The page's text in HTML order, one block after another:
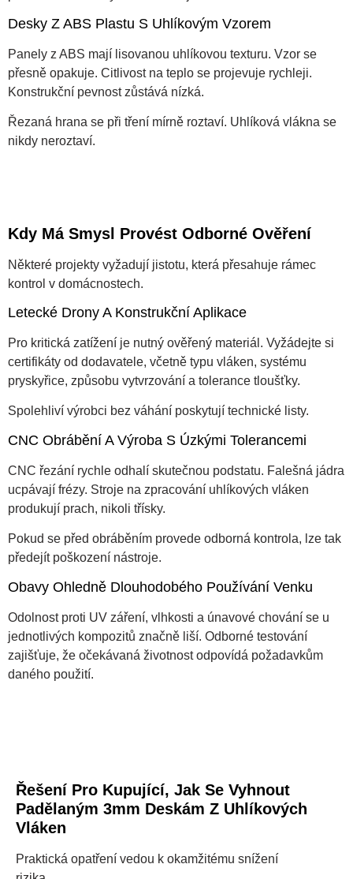
Desky Z ABS Plastu S Uhlíkovým Vzorem
Panely z ABS mají lisovanou uhlíkovou texturu. Vzor se
přesně opakuje. Citlivost na teplo se projevuje rychleji.
Konstrukční pevnost zůstává nízká.
Řezaná hrana se při tření mírně roztaví. Uhlíková vlákna se
nikdy neroztaví.
Kdy Má Smysl Provést Odborné Ověření
Některé projekty vyžadují jistotu, která přesahuje rámec
kontrol v domácnostech.
Letecké Drony A Konstrukční Aplikace
Pro kritická zatížení je nutný ověřený materiál. Vyžádejte si
certifikáty od dodavatele, včetně typu vláken, systému
pryskyřice, způsobu vytvrzování a tolerance tloušťky.
Spolehliví výrobci bez váhání poskytují technické listy.
CNC Obrábění A Výroba S Úzkými Tolerancemi
CNC řezání rychle odhalí skutečnou podstatu. Falešná jádra
ucpávají frézy. Stroje na zpracování uhlíkových vláken
produkují prach, nikoli třísky.
Pokud se před obráběním provede odborná kontrola, lze tak
předejít poškození nástroje.
Obavy Ohledně Dlouhodobého Používání Venku
Odolnost proti UV záření, vlhkosti a únavové chování se u
jednotlivých kompozitů značně liší. Odborné testování
zajišťuje, že očekávaná životnost odpovídá požadavkům
daného použití.
Řešení Pro Kupující, Jak Se Vyhnout
Padělaným 3mm Deskám Z Uhlíkových
Vláken
Praktická opatření vedou k okamžitému snížení